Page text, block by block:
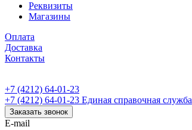
Реквизиты
Магазины
Оплата
Доставка
Контакты
+7 (4212) 64-01-23
+7 (4212) 64-01-23 Единая справочная служба
Заказать звонок
E-mail